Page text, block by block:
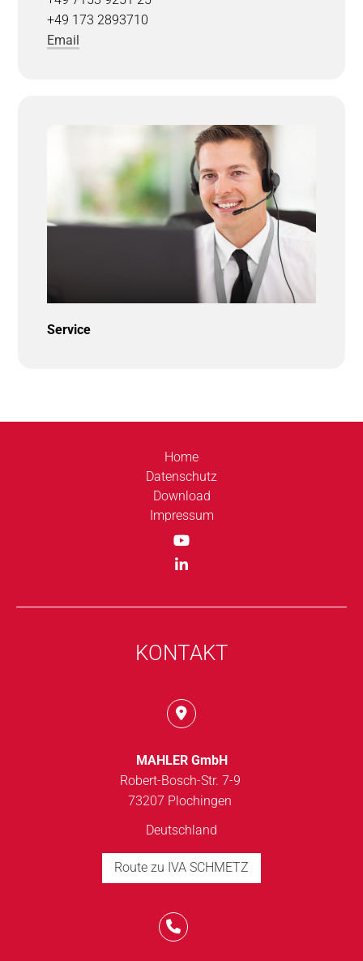
+49 173 2893710
Email
Service
Home
Datenschutz
Download
Impressum
KONTAKT
MAHLER GmbH
Robert-Bosch-Str. 7-9
73207 Plochingen
Deutschland
Route zu IVA SCHMETZ